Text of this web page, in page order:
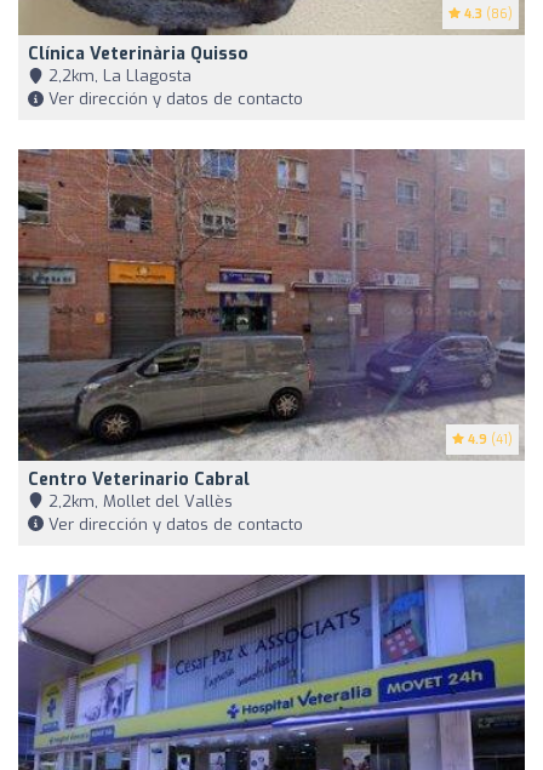
4.3 (86)
Clínica Veterinària Quisso
2,2km, La Llagosta
Ver dirección y datos de contacto
4.9 (41)
Centro Veterinario Cabral
2,2km, Mollet del Vallès
Ver dirección y datos de contacto